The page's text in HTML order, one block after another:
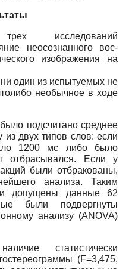
исследований
неосознанного вос­
изображения на
один из испытуемых не
необычное в ходе
подсчитано среднее
двух типов слов: если
1200 мс либо было
отбрасывался. Если у
были отбракованы,
анализа. Таким
допущены данные 62
были подвергнуты
анализу (ANOVA)
статистически
(F=3,475,